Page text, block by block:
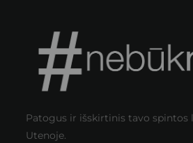
Patogus ir išskirtinis tavo spintos
Utenoje.